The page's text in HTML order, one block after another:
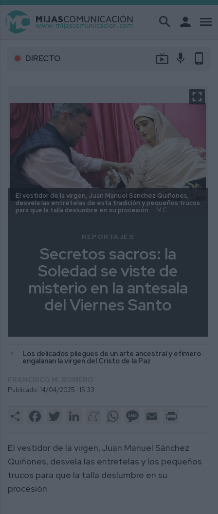
search person menu
DIRECTO live_tv mic phone_android
El vestidor de la virgen, Juan Manuel Sánchez Quiñones,
desvela las entretelas de esta tradición y pequeños trucos
para que la talla deslumbre en su procesión
| M.C.
REPORTAJES
Secretos sacros: la
Soledad se viste de
misterio en la antesala
del Viernes Santo
Los delicados pliegues de un arte ancestral y efímero
engalanan la virgen del Cristo de la Paz
Publicado: 14/04/2025 · 15:33
Share FacebookTwitter LinkedInMeneameWhatsAppMessage
Email
El vestidor de la virgen, Juan Manuel Sánchez
Quiñones, desvela las entretelas y los pequeños
trucos para que la talla deslumbre en su
procesión